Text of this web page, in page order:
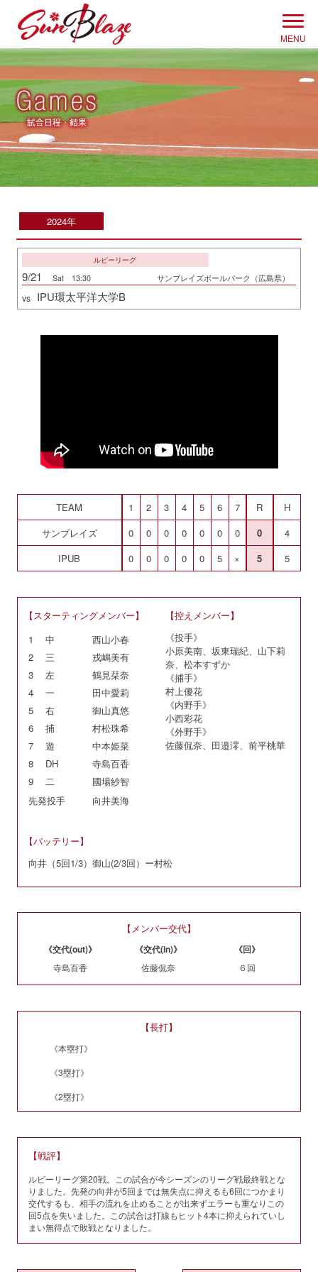
content
MENU
2024年
ルビーリーグ
9/21 Sat 13:30 サンブレイズボールパーク（広島県）
vs IPU環太平洋大学B
TEAM 1 2 3 4 5 6 7 R
H
サンブレイズ
0 0 0 0 0 0 0 0
4
IPUB
0 0 0 0 0 5 × 5 5
【スターティングメンバー】
1
中
西山小春
2
三
戎嶋美有
3
左
鶴見栞奈
4
一
田中愛莉
5
右
御山真悠
6
捕
村松珠希
7
遊
中本姫菜
8
DH
寺島百香
9
二
國場紗智
先発投手
向井美海
【控えメンバー】
《投手》
小原美南、坂東瑞紀、山下莉
奈、松本すずか
《捕手》
村上優花
《内野手》
小西彩花
《外野手》
佐藤侃奈、田邉澪、前平桃華
【バッテリー】
向井（5回1/3）御山(2/3回）ー村松
【メンバー交代】
《交代(out)》 《交代(in)》
《回》
寺島百香
佐藤侃奈 ６回
【長打】
《本塁打》
《3塁打》
《2塁打》
【戦評】
ルビーリーグ第20戦。この試合が今シーズンのリーグ戦最終戦とな
りました。先発の向井が5回までは無失点に抑えるも6回につかまり
交代するも、相手の流れを止めることが出来ずエラーも重なりこの
回5点を失いました。この試合は打線もヒット4本に抑えられていし
まい無得点で敗戦となりました。